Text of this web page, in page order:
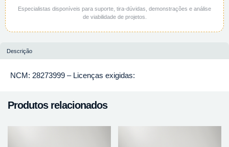
Especialistas disponíveis para suporte, tira-dúvidas, demonstrações e análise
de viabilidade de projetos.
Descrição
NCM: 28273999 – Licenças exigidas:
Produtos relacionados